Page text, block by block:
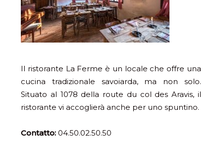
Il ristorante La Ferme è un locale che offre una
cucina tradizionale savoiarda, ma non solo.
Situato al 1078 della route du col des Aravis, il
ristorante vi accoglierà anche per uno spuntino.
Contatto: 04.50.02.50.50